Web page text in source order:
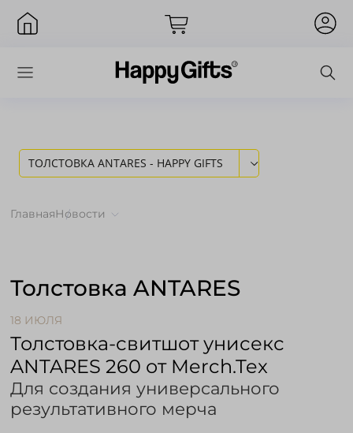
ТОЛСТОВКА ANTARES - HAPPY GIFTS
ГлавнаяНовости
Толстовка ANTARES
18 ИЮЛЯ
Толстовка-свитшот унисекс
ANTARES 260 от Merch.Tex
Для создания универсального
результативного мерча
Вход
Запомнить меня Забыли пароль?
Войти в кабинет